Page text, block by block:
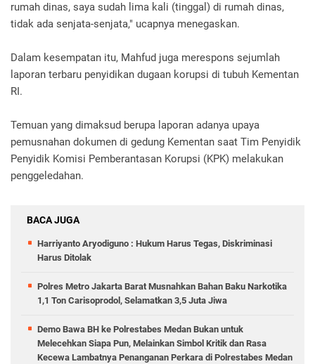
rumah dinas, saya sudah lima kali (tinggal) di rumah dinas,
tidak ada senjata-senjata," ucapnya menegaskan.
Dalam kesempatan itu, Mahfud juga merespons sejumlah
laporan terbaru penyidikan dugaan korupsi di tubuh Kementan
RI.
Temuan yang dimaksud berupa laporan adanya upaya
pemusnahan dokumen di gedung Kementan saat Tim Penyidik
Penyidik Komisi Pemberantasan Korupsi (KPK) melakukan
penggeledahan.
BACA JUGA
Harriyanto Aryodiguno : Hukum Harus Tegas, Diskriminasi
Harus Ditolak
Polres Metro Jakarta Barat Musnahkan Bahan Baku Narkotika
1,1 Ton Carisoprodol, Selamatkan 3,5 Juta Jiwa
Demo Bawa BH ke Polrestabes Medan Bukan untuk
Melecehkan Siapa Pun, Melainkan Simbol Kritik dan Rasa
Kecewa Lambatnya Penanganan Perkara di Polrestabes Medan